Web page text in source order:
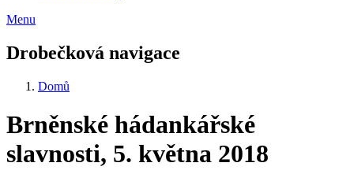
Menu
Drobečková navigace
Domů
Brněnské hádankářské
slavnosti, 5. května 2018